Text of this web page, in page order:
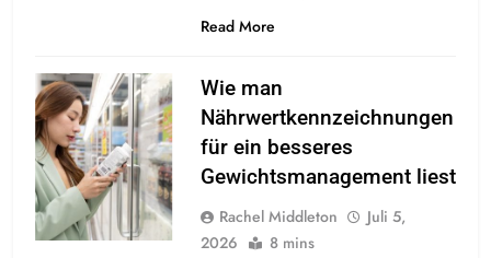
Read More
Wie man
Nährwertkennzeichnungen
für ein besseres
Gewichtsmanagement liest
Rachel Middleton
Juli 5,
2026
8 mins